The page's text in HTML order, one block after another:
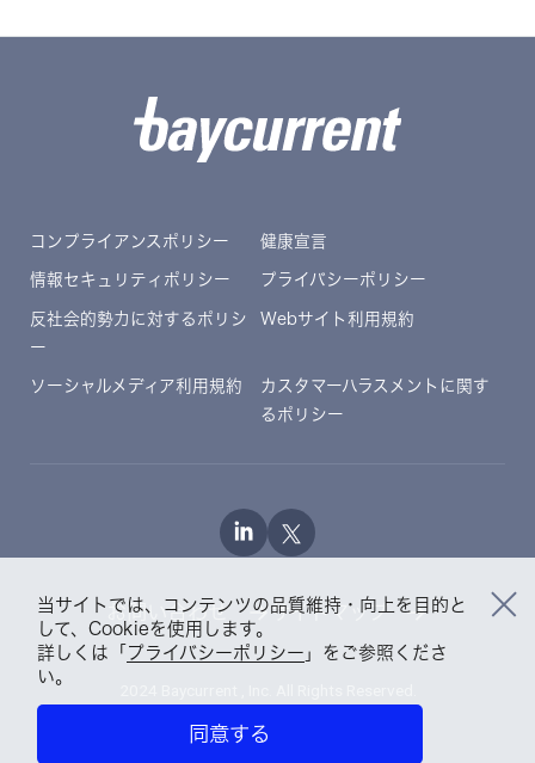
当サイトでは、コンテンツの品質維持・向上を目的と
して、Cookieを使用します。
詳しくは「 プライバシーポリシー 」をご参照くださ
い。
同意する
コンプライアンスポリシー 健康宣言
情報セキュリティポリシー プライバシーポリシー
反社会的勢力に対するポリシ
ー
Webサイト利用規約
ソーシャルメディア利用規約
カスタマーハラスメントに関す
るポリシー
お問い合わせ サイトマップ